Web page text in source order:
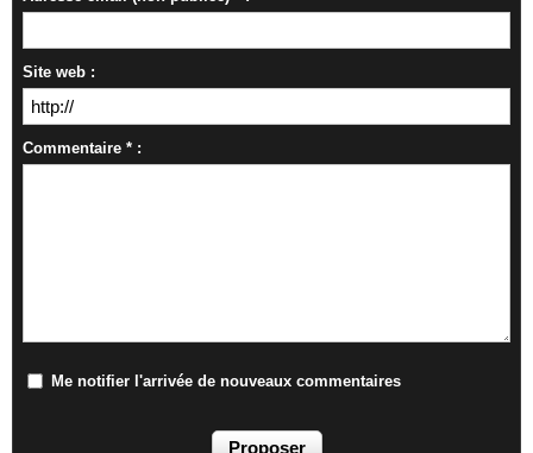
Site web :
Commentaire * :
Me notifier l'arrivée de nouveaux commentaires